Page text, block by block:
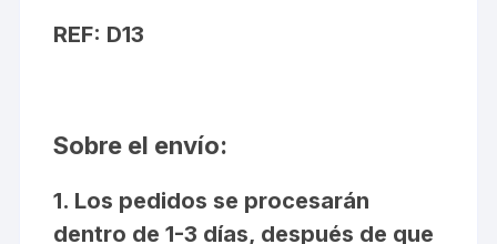
REF: D13
Sobre el envío:
1. Los pedidos se procesarán
dentro de 1-3 días, después de que